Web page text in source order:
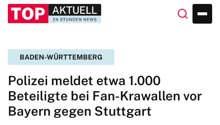
BADEN-WÜRTTEMBERG
Polizei meldet etwa 1.000
Beteiligte bei Fan-Krawallen vor
Bayern gegen Stuttgart